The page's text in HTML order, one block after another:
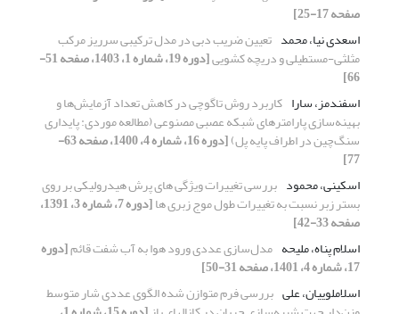
صفحه 17-25]
اسعدی نیا، محمد تعیین ضریب دبی در مدل ترکیبی سرریز مرکب
مثلثی-مستطیلی و دریچه کشویی [دوره 19، شماره 1، 1403، صفحه 51-
66]
اسفندمز، سارا کاربرد روش تاگوچی در کاهش تعداد آزمایش‌ها و
بهینه‌سازی پارامتر‌‌های شبکه عصبی مصنوعی (مطالعه موردی: پایداری
سنگ‌چین در اطراف پایه‌‌ پل) [دوره 16، شماره 4، 1400، صفحه 63-
77]
اسکینی، محمود بررسی تغییرات ویژگی های پرش هیدرولیکی بر روی
بستر زبر نسبت به تغییرات طول موج زبری ها [دوره 7، شماره 3، 1391،
صفحه 33-42]
اسلام پناه، ملیحه مدل‌سازی عددی ورود هوا به آب شفت قائم[دوره
17، شماره 4، 1401، صفحه 31-50]
اسلاملوییان، علی بررسی فرم متوازن شده الگوی عددی شار متوسط